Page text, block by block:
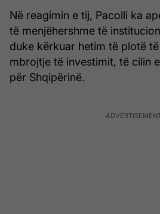
Në reagimin e tij, Pacolli ka
të menjëhershme të
duke kërkuar hetim të plotë
mbrojtje të investimit, të cilin
për Shqipërinë.